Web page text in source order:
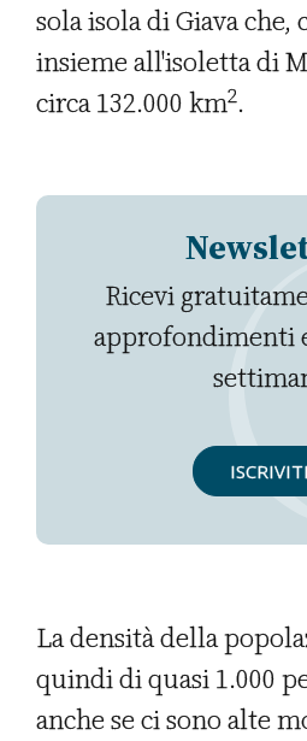
sola isola di Giava che,
insieme all'isoletta di
circa 132.000 km2.
Ricevi
approfondimenti
ISCRIVITI
La densità della
quindi di quasi 1.000
anche se ci sono alte